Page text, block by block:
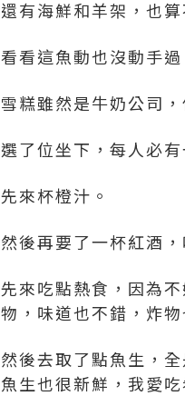
還有海鮮和羊架，也算
看看這魚動也沒動手
雪糕雖然是牛奶公司
選了位坐下，每人必
先來杯橙汁。
然後再要了一杯紅酒，
先來吃點熱食，因為
物，味道也不錯，炸物
然後去取了點魚生，
魚生也很新鮮，我愛